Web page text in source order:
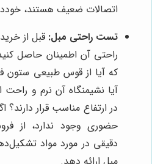
اتصالات ضعیف هستند،
تست راحتی مبل: قبل از
راحتی آن اطمینان حاصل
که آیا از قوس طبیعی ستون
آیا نشیمنگاه آن نرم و
در ارتفاع مناسب قرار
حضوری وجود ندارد، از
دقیقی در مورد مواد